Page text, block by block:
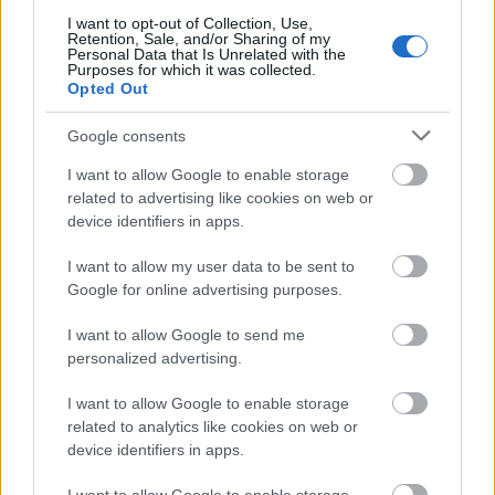
I want to opt-out of Collection, Use,
Retention, Sale, and/or Sharing of my
Personal Data that Is Unrelated with the
Purposes for which it was collected.
Opted Out
Google consents
I want to allow Google to enable storage
related to advertising like cookies on web or
device identifiers in apps.
I want to allow my user data to be sent to
Google for online advertising purposes.
I want to allow Google to send me
personalized advertising.
I want to allow Google to enable storage
related to analytics like cookies on web or
device identifiers in apps.
bizonyítani, ahol fekete helikopterek állomásoznak:
a nevadai Nellis légi támaszponton több tucat ilyen
járművet sikerült lefotózni.
Fekete helikopterek Magyarországon?
Bár a hazai kutatókhoz eddig nem érkezett
bejelentés Magyarországon észlelt, ufókat üldöző
fekete helikopterekről, meglepően nehéz volt választ
kapni arra a kérdésre, hogy a magyar rendőrség és a
honvédség egyáltalán rendelkezik-e ilyen légi
járművekkel. Az elmúlt években ugyanis számos, a
témához kapcsolódó érdekes esetről kaptunk
beszámolót. Többször előfordult például, hogy
ufóészlelést követően a szemtanúk még fel sem
ocsúdtak a megdöbbenéstől, amikor percekkel
később katonai helikopterek bukkantak elő szinte a